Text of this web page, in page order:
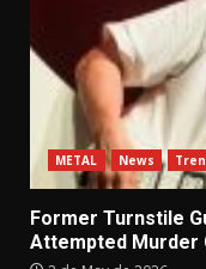
METAL News
Former Turnstile
Attempted Murder